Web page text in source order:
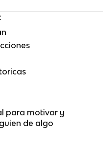
para motivar y
de algo